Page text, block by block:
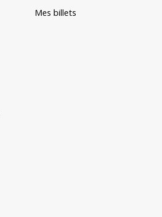
Mes billets